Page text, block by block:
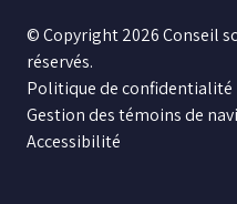
© Copyright 2026 Conseil
réservés.
Politique de confidentialité
Gestion des témoins de
Accessibilité